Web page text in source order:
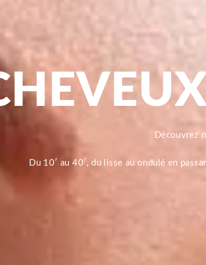
Découvrez
Du 10′ au 40′, du lisse au ondulé en